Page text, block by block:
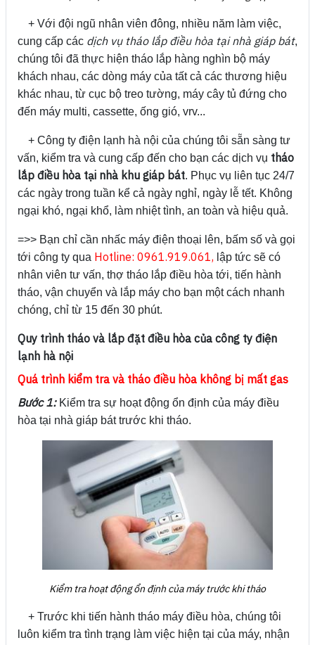
+ Với đội ngũ nhân viên đông, nhiều năm làm việc,
cung cấp các dịch vụ tháo lắp điều hòa tại nhà giáp bát,
chúng tôi đã thực hiện tháo lắp hàng nghìn bộ máy
khách nhau, các dòng máy của tất cả các thương hiệu
khác nhau, từ cục bộ treo tường, máy cây tủ đứng cho
đến máy multi, cassette, ống gió, vrv...
+ Công ty điện lạnh hà nội của chúng tôi sẵn sàng tư
vấn, kiểm tra và cung cấp đến cho bạn các dịch vụ tháo
lắp điều hòa tại nhà khu giáp bát. Phục vụ liên tục 24/7
các ngày trong tuần kể cả ngày nghỉ, ngày lễ tết. Không
ngại khó, ngại khổ, làm nhiệt tình, an toàn và hiệu quả.
=>> Bạn chỉ cần nhấc máy điện thoại lên, bấm số và gọi
tới công ty qua Hotline: 0961.919.061, lập tức sẽ có
nhân viên tư vấn, thợ tháo lắp điều hòa tới, tiến hành
tháo, vận chuyển và lắp máy cho bạn một cách nhanh
chóng, chỉ từ 15 đến 30 phút.
Quy trình tháo và lắp đặt điều hòa của công ty điện
lạnh hà nội
Quá trình kiểm tra và tháo điều hòa không bị mất gas
Bước 1:Kiểm tra sự hoạt động ổn định của máy điều
hòa tại nhà giáp bát trước khi tháo.
Kiểm tra hoạt động ổn định của máy trước khi tháo
+ Trước khi tiến hành tháo máy điều hòa, chúng tôi
luôn kiểm tra tình trạng làm việc hiện tại của máy, nhận